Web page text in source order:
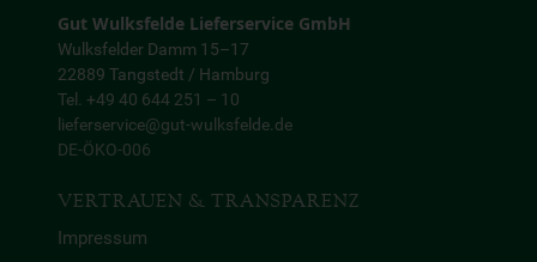
Gut Wulksfelde Lieferservice GmbH
Wulksfelder Damm 15–17
22889 Tangstedt / Hamburg
Tel. +49 40 644 251 – 10
lieferservice@gut-wulksfelde.de
DE-ÖKO-006
VERTRAUEN & TRANSPARENZ
Impressum